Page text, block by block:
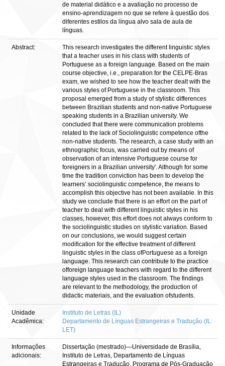
de material didático e a avaliação no processo de
ensino-aprendizagem no que se refere à questão dos
diferentes estilos da língua alvo sala de aula de
línguas.
Abstract:
This research investigates the different linguistic styles
that a teacher uses in his class with students of
Portuguese as a foreign language. Based on the main
course objective, i.e., preparation for the CELPE-Bras
exam, we wished to see how the teacher dealt with the
various styles of Portuguese in the classroom. This
proposal emerged from a study of stylistic differences
between Brazilian students and non-native Portuguese
speaking students in a Brazilian university. We
concluded that there were communication problems
related to the lack of Sociolinguistic competence ofthe
non-native students. The research, a case study with an
ethnographic focus, was carried out by means of
observation of an intensive Portuguese course for
foreigners in a Brazilian university'. Although for some
time the tradition conviction has been to develop the
learners’ sociolinguistic competence, the means to
accomplish this objective has not been available. In this
study we conclude that there is an effort on the part of
teacher to deal with different linguistic styles in his
classes, however, this effort does not always conform to
the sociolinguistic studies on stylistic variation. Based
on our conclusions, we would suggest certain
modification for the effective treatment of different
linguistic styles in the class ofPortuguese as a foreign
language. This research can contribute to the practice
offoreign language teachers with regard to the different
language styles used in the classroom. The findings
are relevant to the methodology, the production of
didactic materiais, and the evaluation ofstudents.
Unidade
Acadêmica:
Instituto de Letras (IL)
Departamento de Línguas Estrangeiras e Tradução (IL
LET)
Informações
adicionais:
Dissertação (mestrado)—Universidade de Brasília,
Instituto de Letras, Departamento de Línguas
Estrangeiras e Tradução, Programa de Pós-Graduação